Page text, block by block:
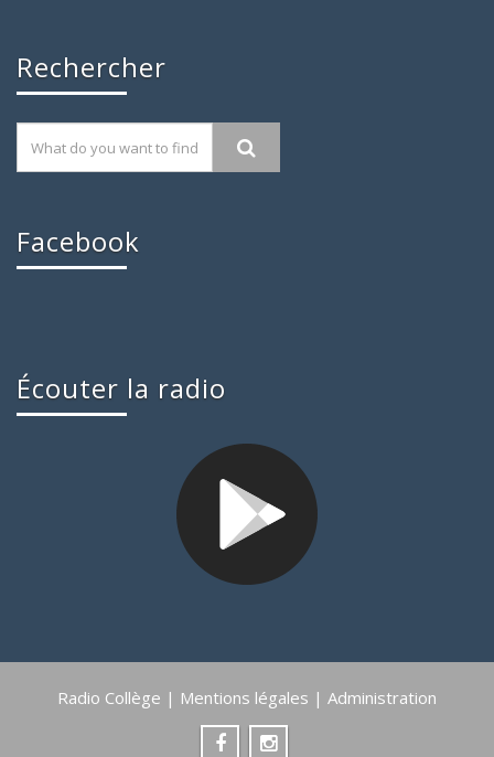
Rechercher
Facebook
Écouter la radio
Radio Collège | Mentions légales | Administration